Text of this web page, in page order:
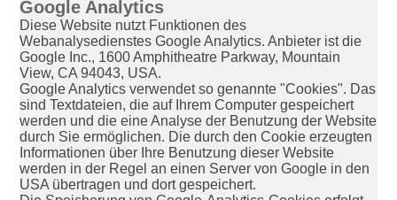
Google Analytics
Diese Website nutzt Funktionen des
Webanalysedienstes Google Analytics. Anbieter ist die
Google Inc., 1600 Amphitheatre Parkway, Mountain
View, CA 94043, USA.
Google Analytics verwendet so genannte "Cookies". Das
sind Textdateien, die auf Ihrem Computer gespeichert
werden und die eine Analyse der Benutzung der Website
durch Sie ermöglichen. Die durch den Cookie erzeugten
Informationen über Ihre Benutzung dieser Website
werden in der Regel an einen Server von Google in den
USA übertragen und dort gespeichert.